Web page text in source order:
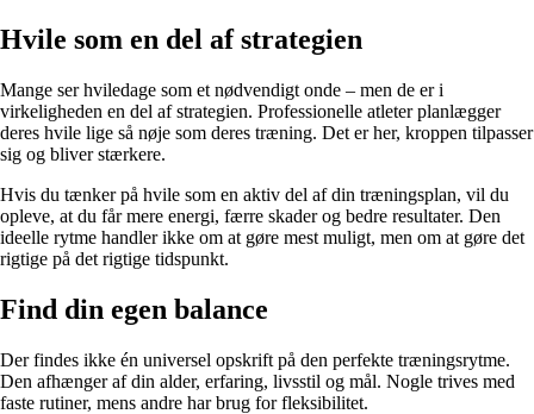
Hvile som en del af strategien
Mange ser hviledage som et nødvendigt onde – men de er i
virkeligheden en del af strategien. Professionelle atleter planlægger
deres hvile lige så nøje som deres træning. Det er her, kroppen tilpasser
sig og bliver stærkere.
Hvis du tænker på hvile som en aktiv del af din træningsplan, vil du
opleve, at du får mere energi, færre skader og bedre resultater. Den
ideelle rytme handler ikke om at gøre mest muligt, men om at gøre det
rigtige på det rigtige tidspunkt.
Find din egen balance
Der findes ikke én universel opskrift på den perfekte træningsrytme.
Den afhænger af din alder, erfaring, livsstil og mål. Nogle trives med
faste rutiner, mens andre har brug for fleksibilitet.